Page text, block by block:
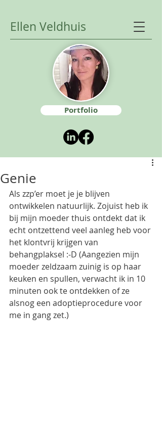
Ellen Veldhuis
Portfolio
Genie
Als zzp’er moet je je blijven
ontwikkelen natuurlijk. Zojuist heb ik
bij mijn moeder thuis ontdekt dat ik
echt ontzettend veel aanleg heb voor
het klontvrij krijgen van
behangplaksel :-D (Aangezien mijn
moeder zeldzaam zuinig is op haar
keuken en spullen, verwacht ik in 10
minuten ook te ontdekken of ze
alsnog een adoptieprocedure voor
me in gang zet.)